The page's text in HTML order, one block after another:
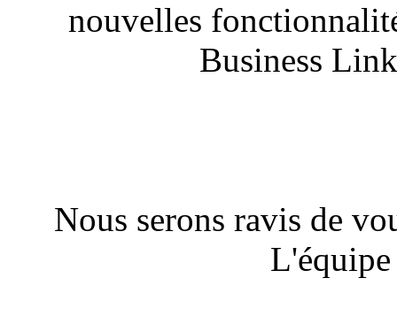
nouvelles
Business
Nous serons ravis de